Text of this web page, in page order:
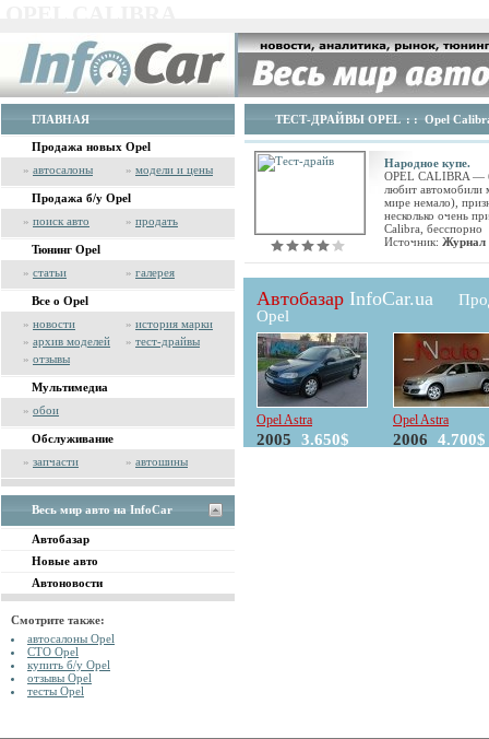
ГЛАВНАЯ
Продажа новых Opel
» автосалоны » модели и цены
Продажа б/у Opel
» поиск авто » продать
Тюнинг Opel
» статьи » галерея
Все о Opel
» новости » история марки
» архив моделей » тест-драйвы
» отзывы
Мультимедиа
» обои
Обслуживание
» запчасти » автошины
Весь мир авто на InfoCar
Автобазар
Новые авто
Автоновости
Смотрите также:
автосалоны Opel
СТО Opel
купить б/у Opel
отзывы Opel
тесты Opel
ТЕСТ-ДРАЙВЫ OPEL: : Opel
Народное купе.
OPEL CALIBRA —
любит автомобили
мире немало),
несколько очень
Calibra, бесспорно
Источник:
Автобазар InfoCar.ua
Opel
Opel Astra
2005 3.650$
Opel Astra
2006 4.700$